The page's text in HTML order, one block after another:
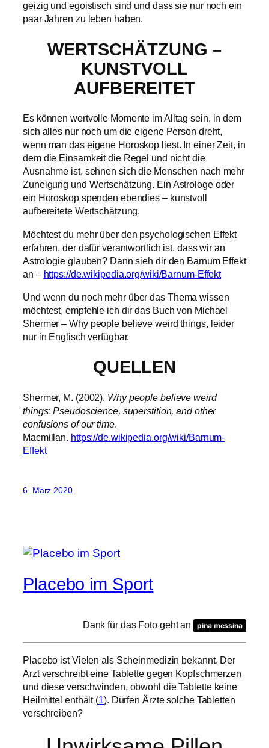
geizig und egoistisch sind und dass sie nur noch ein
paar Jahren zu leben haben.
WERTSCHÄTZUNG –
KUNSTVOLL
AUFBEREITET
Es können wertvolle Momente im Alltag sein, in dem
sich alles nur noch um die eigene Person dreht,
wenn man das eigene Horoskop liest. In einer Zeit, in
dem die Einsamkeit die Regel und nicht die
Ausnahme ist, sehnen sich die Menschen nach mehr
Zuneigung und Wertschätzung. Ein Astrologe oder
ein Horoskop spenden ebendies – kunstvoll
aufbereitete Wertschätzung.
Möchtest du mehr über den psychologischen Effekt
erfahren, der dafür verantwortlich ist, dass wir an
Astrologie glauben? Dann sieh dir den Barnum Effekt
an – https://de.wikipedia.org/wiki/Barnum-Effekt
Und wenn du noch mehr über das Thema wissen
möchtest, empfehle ich dir das Buch von Michael
Shermer – Why people believe weird things, leider
nur in Englisch verfügbar.
QUELLEN
Shermer, M. (2002). Why people believe weird
things: Pseudoscience, superstition, and other
confusions of our time.
Macmillan. https://de.wikipedia.org/wiki/Barnum-
Effekt
6. März 2020
Placebo im Sport
Dank für das Foto geht an pina messina
Placebo ist Vielen als Scheinmedizin bekannt. Der
Arzt verschreibt eine Tablette gegen Kopfschmerzen
und diese verschwinden, obwohl die Tablette keine
Heilmittel enthält (1). Dürfen Ärzte solche Tabletten
verschreiben?